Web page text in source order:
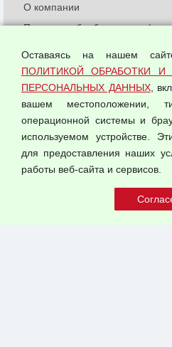
© 2026 ООО "Феникс"
О компании
Политика обработки и
Согласием на обработку
Оферта оптовой купли-продажи
Публичная оферта
Оставаясь на нашем
ПОЛИТИКОЙ ОБРАБОТКИ И
ПЕРСОНАЛЬНЫХ ДАННЫХ,
вашем местоположении,
операционной системы и
используемом устройстве.
для предоставления наших
работы веб-сайта и сервисов.